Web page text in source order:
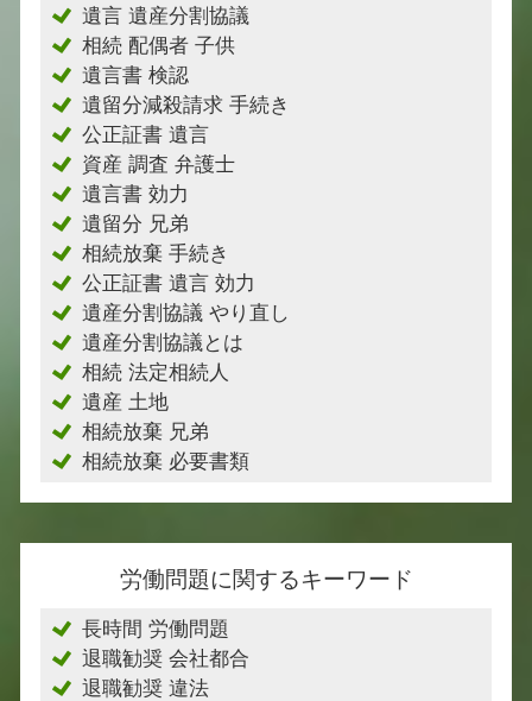
遺言 遺産分割協議
相続 配偶者 子供
遺言書 検認
遺留分減殺請求 手続き
公正証書 遺言
資産 調査 弁護士
遺言書 効力
遺留分 兄弟
相続放棄 手続き
公正証書 遺言 効力
遺産分割協議 やり直し
遺産分割協議とは
相続 法定相続人
遺産 土地
相続放棄 兄弟
相続放棄 必要書類
労働問題に関するキーワード
長時間 労働問題
退職勧奨 会社都合
退職勧奨 違法